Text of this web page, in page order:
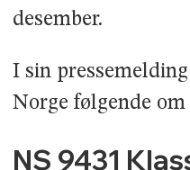
desember.
I sin
Norge følgende
NS 9431